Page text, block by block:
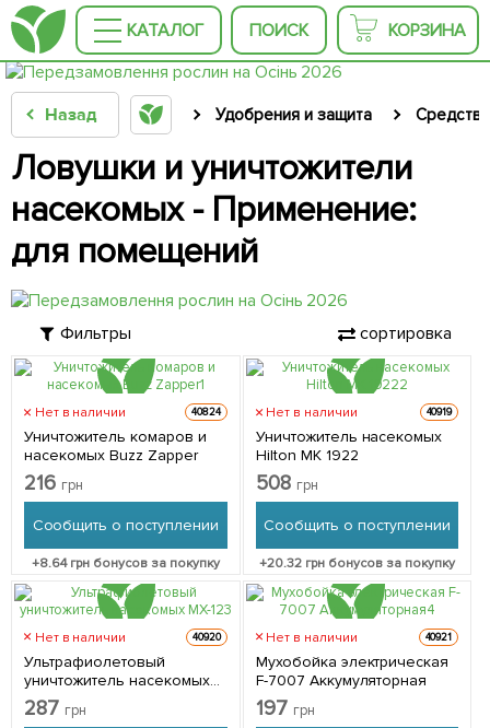
КАТАЛОГ ПОИСК КОРЗИНА
Назад Удобрения и защита
Ловушки и уничтожители
насекомых - Применение:
для помещений
Фильтры сортировка
Нет в наличии 40824
Уничтожитель комаров и
насекомых Buzz Zapper
216 грн
Сообщить о поступлении
+8.64грн бонусов за покупку
Нет в наличии 40919
Уничтожитель насекомых
Hilton MK 1922
508 грн
Сообщить о поступлении
+20.32 грн бонусов за покупку
Нет в наличии 40920
Ультрафиолетовый
уничтожитель насекомых
МХ-12
287 грн
Нет в наличии 40921
Мухобойка электрическая
F-7007 Аккумуляторная
197 грн